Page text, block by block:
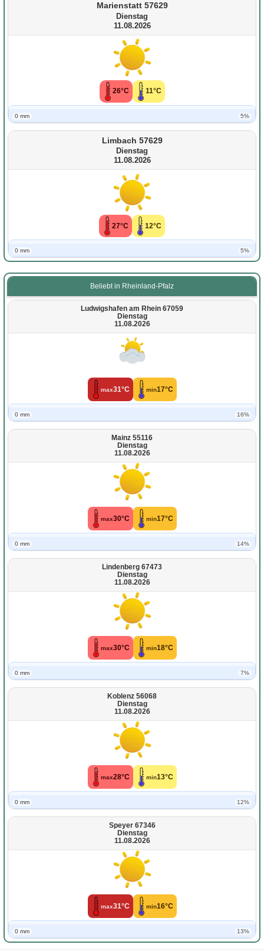
Marienstatt 57629
Dienstag
11.08.2026
26°C 11°C
0 mm 5%
Limbach 57629
Dienstag
11.08.2026
27°C 12°C
0 mm 5%
Beliebt in Rheinland-Pfalz
Ludwigshafen am Rhein 67059
Dienstag
11.08.2026
max31°C min17°C
0 mm 16%
Mainz 55116
Dienstag
11.08.2026
max30°C min17°C
0 mm 14%
Lindenberg 67473
Dienstag
11.08.2026
max30°C min18°C
0 mm 7%
Koblenz 56068
Dienstag
11.08.2026
max28°C min13°C
0 mm 12%
Speyer 67346
Dienstag
11.08.2026
max31°C min16°C
0 mm 13%